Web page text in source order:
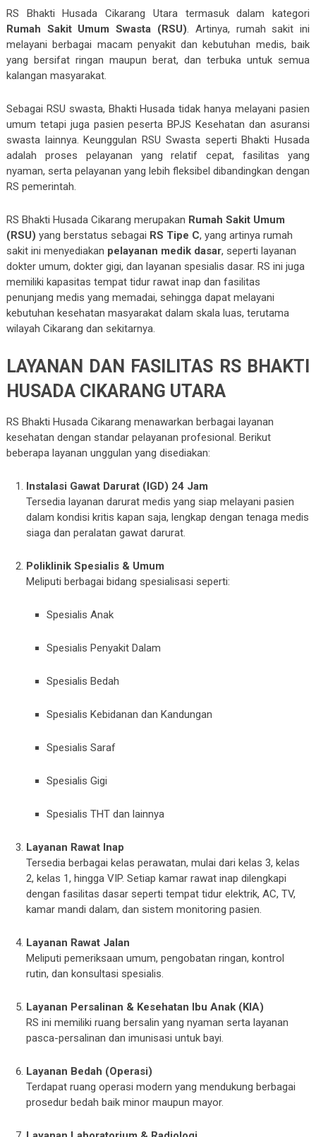
RS Bhakti Husada Cikarang Utara termasuk dalam kategori
Rumah Sakit Umum Swasta (RSU). Artinya, rumah sakit ini
melayani berbagai macam penyakit dan kebutuhan medis, baik
yang bersifat ringan maupun berat, dan terbuka untuk semua
kalangan masyarakat.
Sebagai RSU swasta, Bhakti Husada tidak hanya melayani pasien
umum tetapi juga pasien peserta BPJS Kesehatan dan asuransi
swasta lainnya. Keunggulan RSU Swasta seperti Bhakti Husada
adalah proses pelayanan yang relatif cepat, fasilitas yang
nyaman, serta pelayanan yang lebih fleksibel dibandingkan dengan
RS pemerintah.
RS Bhakti Husada Cikarang merupakan Rumah Sakit Umum
(RSU) yang berstatus sebagai RS Tipe C, yang artinya rumah
sakit ini menyediakan pelayanan medik dasar, seperti layanan
dokter umum, dokter gigi, dan layanan spesialis dasar. RS ini juga
memiliki kapasitas tempat tidur rawat inap dan fasilitas
penunjang medis yang memadai, sehingga dapat melayani
kebutuhan kesehatan masyarakat dalam skala luas, terutama
wilayah Cikarang dan sekitarnya.
LAYANAN DAN FASILITAS RS BHAKTI
HUSADA CIKARANG UTARA
RS Bhakti Husada Cikarang menawarkan berbagai layanan
kesehatan dengan standar pelayanan profesional. Berikut
beberapa layanan unggulan yang disediakan:
Instalasi Gawat Darurat (IGD) 24 Jam
Tersedia layanan darurat medis yang siap melayani pasien
dalam kondisi kritis kapan saja, lengkap dengan tenaga medis
siaga dan peralatan gawat darurat.
Poliklinik Spesialis & Umum
Meliputi berbagai bidang spesialisasi seperti:
Spesialis Anak
Spesialis Penyakit Dalam
Spesialis Bedah
Spesialis Kebidanan dan Kandungan
Spesialis Saraf
Spesialis Gigi
Spesialis THT dan lainnya
Layanan Rawat Inap
Tersedia berbagai kelas perawatan, mulai dari kelas 3, kelas
2, kelas 1, hingga VIP. Setiap kamar rawat inap dilengkapi
dengan fasilitas dasar seperti tempat tidur elektrik, AC, TV,
kamar mandi dalam, dan sistem monitoring pasien.
Layanan Rawat Jalan
Meliputi pemeriksaan umum, pengobatan ringan, kontrol
rutin, dan konsultasi spesialis.
Layanan Persalinan & Kesehatan Ibu Anak (KIA)
RS ini memiliki ruang bersalin yang nyaman serta layanan
pasca-persalinan dan imunisasi untuk bayi.
Layanan Bedah (Operasi)
Terdapat ruang operasi modern yang mendukung berbagai
prosedur bedah baik minor maupun mayor.